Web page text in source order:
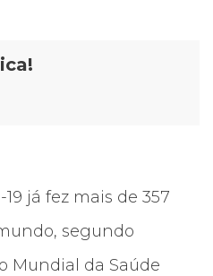
já fez mais de 357
segundo
Mundial da Saúde